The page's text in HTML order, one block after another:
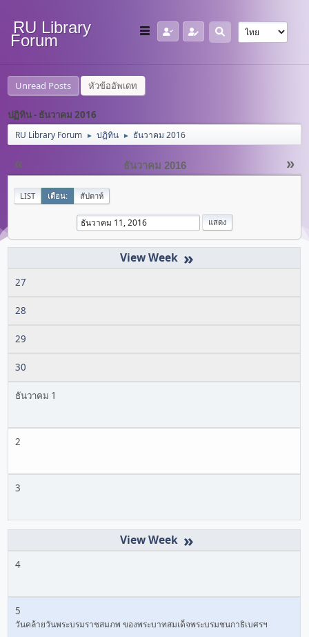
RU Library
Forum
Unread Posts หัวข้ออัพเดท
ปฏิทิน - ธันวาคม 2016
RU Library Forum ► ปฏิทิน ► ธันวาคม 2016
« »
ธันวาคม 2016
LIST เดือน: สัปดาห์
»
27
28
29
30
ธันวาคม 1
2
3
»
4
5
วันคล้ายวันพระบรมราชสมภพ ของพระบาทสมเด็จพระบรมชนกาธิเบศรฯ